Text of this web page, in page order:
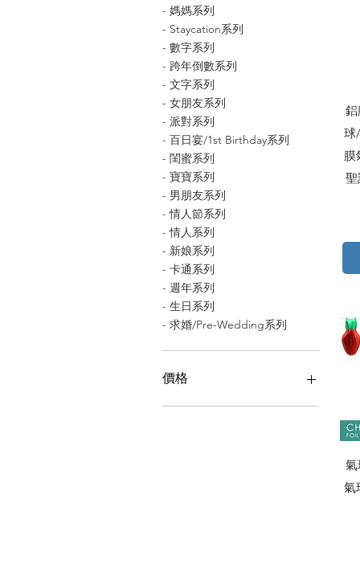
- 媽媽系列
- Staycation系列
- 數字系列
- 跨年倒數系列
- 文字系列
- 女朋友系列
- 派對系列
- 百日宴/1st Birthday系列
- 閨蜜系列
- 寶寶系列
- 男朋友系列
- 情人節系列
- 情人系列
- 新娘系列
- 卡通系列
- 週年系列
- 生日系列
- 求婚/Pre-Wedding系列
價格
球
膜
聖
氣